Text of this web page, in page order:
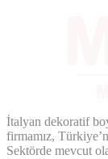
İtalyan dekoratif
firmamız,
Sektörde mevcut